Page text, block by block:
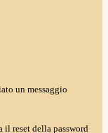
un messaggio
il reset della password